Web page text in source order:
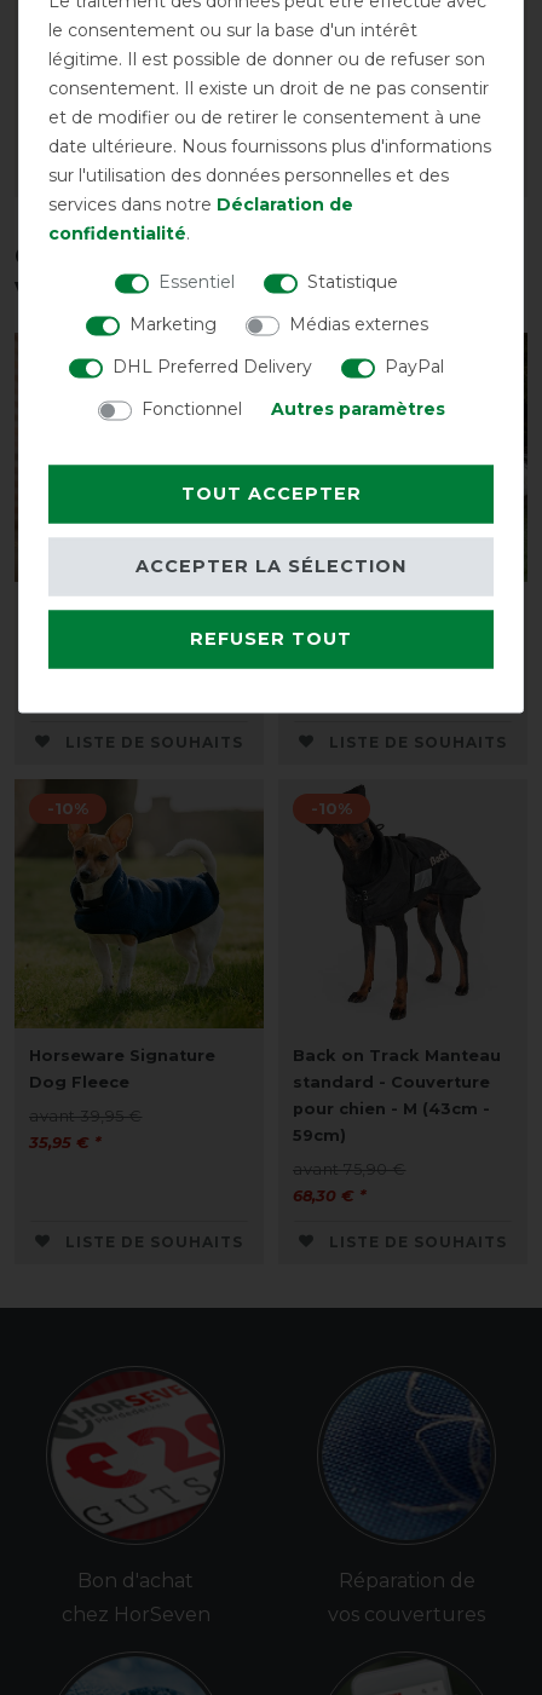
pour chien - L (63cm -
78cm)
80,00 € *
LISTE DE SOUHAITS
pour chien - XL (82cm -
91cm)
avant 89,90 €
80,90 € *
LISTE DE SOUHAITS
Ces produits pourraient également
vous intéresser
-10%
Horseware Signature
avant 39,95 €
LISTE DE SOUHAITS
-10%
Couverture d'extérieur
Winnipeg 50g Kavalkade
avant 82,90 €
LISTE DE SOUHAITS
-10%
Horseware Signature
Dog Fleece
avant 39,95 €
35,95 € *
LISTE DE SOUHAITS
-10%
Back on Track Manteau
standard - Couverture
pour chien - M (43cm -
59cm)
avant 75,90 €
68,30 € *
LISTE DE SOUHAITS
Bon d'achat
chez HorSeven
Réparation de
vos couvertures
le consentement ou sur la base d'un intérêt
légitime. Il est possible de donner ou de refuser son
consentement. Il existe un droit de ne pas consentir
et de modifier ou de retirer le consentement à une
date ultérieure. Nous fournissons plus d'informations
sur l'utilisation des données personnelles et des
services dans notre Déclaration de
confidentialité.
Essentiel
Statistique
Marketing
Médias externes
DHL Preferred Delivery
PayPal
Fonctionnel
Autres paramètres
TOUT ACCEPTER
REFUSER TOUT
ACCEPTER LA SÉLECTION